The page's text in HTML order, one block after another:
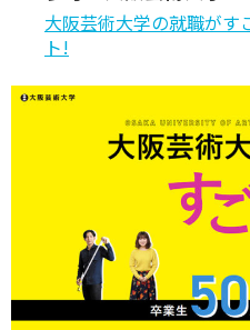
大阪芸術大学の就職がす
ト!